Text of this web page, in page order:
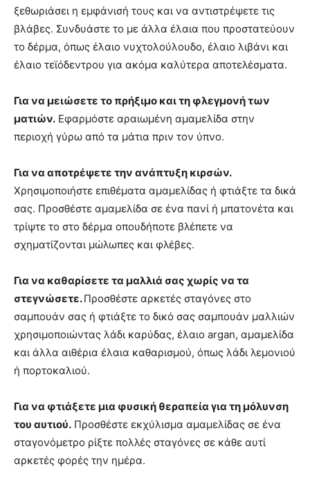
ξεθωριάσει η εμφάνισή τους και να αντιστρέψετε τις
βλάβες. Συνδυάστε το με άλλα έλαια που προστατεύουν
το δέρμα, όπως έλαιο νυχτολούλουδο, έλαιο λιβάνι και
έλαιο τεϊόδεντρου για ακόμα καλύτερα αποτελέσματα.
Για να μειώσετε το πρήξιμο και τη φλεγμονή των
ματιών. Εφαρμόστε αραιωμένη αμαμελίδα στην
περιοχή γύρω από τα μάτια πριν τον ύπνο.
Για να αποτρέψετε την ανάπτυξη κιρσών.
Χρησιμοποιήστε επιθέματα αμαμελίδας ή φτιάξτε τα δικά
σας. Προσθέστε αμαμελίδα σε ένα πανί ή μπατονέτα και
τρίψτε το στο δέρμα οπουδήποτε βλέπετε να
σχηματίζονται μώλωπες και φλέβες.
Για να καθαρίσετε τα μαλλιά σας χωρίς να τα
στεγνώσετε.Προσθέστε αρκετές σταγόνες στο
σαμπουάν σας ή φτιάξτε το δικό σας σαμπουάν μαλλιών
χρησιμοποιώντας λάδι καρύδας, έλαιο argan, αμαμελίδα
και άλλα αιθέρια έλαια καθαρισμού, όπως λάδι λεμονιού
ή πορτοκαλιού.
Για να φτιάξετε μια φυσική θεραπεία για τη μόλυνση
του αυτιού. Προσθέστε εκχύλισμα αμαμελίδας σε ένα
σταγονόμετρο ρίξτε πολλές σταγόνες σε κάθε αυτί
αρκετές φορές την ημέρα.